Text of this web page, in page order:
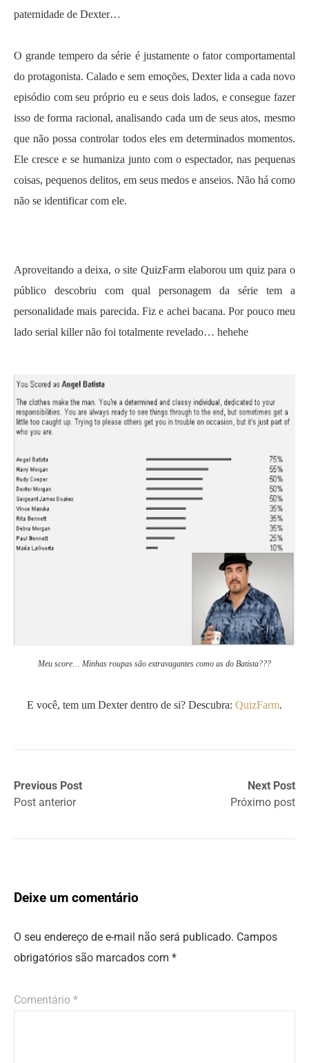
paternidade de Dexter…
O grande tempero da série é justamente o fator comportamental
do protagonista. Calado e sem emoções, Dexter lida a cada novo
episódio com seu próprio eu e seus dois lados, e consegue fazer
isso de forma racional, analisando cada um de seus atos, mesmo
que não possa controlar todos eles em determinados momentos.
Ele cresce e se humaniza junto com o espectador, nas pequenas
coisas, pequenos delitos, em seus medos e anseios. Não há como
não se identificar com ele.
Aproveitando a deixa, o site QuizFarm elaborou um quiz para o
público descobriu com qual personagem da série tem a
personalidade mais parecida. Fiz e achei bacana. Por pouco meu
lado serial killer não foi totalmente revelado… hehehe
Meu score… Minhas roupas são extravagantes como as do Batista???
E você, tem um Dexter dentro de si? Descubra: QuizFarm.
Previous Post
Post anterior
Next Post
Próximo post
Deixe um comentário
O seu endereço de e-mail não será publicado. Campos
obrigatórios são marcados com *
Comentário *